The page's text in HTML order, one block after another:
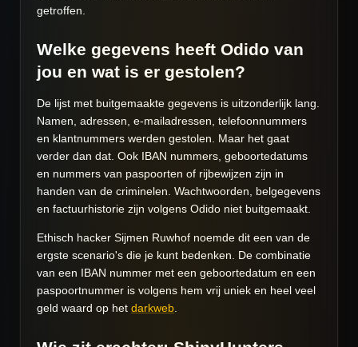
getroffen.
Welke gegevens heeft Odido van
jou en wat is er gestolen?
De lijst met buitgemaakte gegevens is uitzonderlijk lang.
Namen, adressen, e-mailadressen, telefoonnummers
en klantnummers werden gestolen. Maar het gaat
verder dan dat. Ook IBAN nummers, geboortedatums
en nummers van paspoorten of rijbewijzen zijn in
handen van de criminelen. Wachtwoorden, belgegevens
en factuurhistorie zijn volgens Odido niet buitgemaakt.
Ethisch hacker Sijmen Ruwhof noemde dit een van de
ergste scenario's die je kunt bedenken. De combinatie
van een IBAN nummer met een geboortedatum en een
paspoortnummer is volgens hem vrij uniek en heel veel
geld waard op het darkweb.